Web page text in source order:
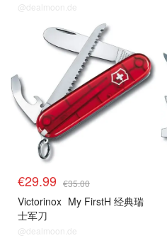
@dealmoon.de
€29.99 €35.00
Victorinox My FirstH 经典瑞
士军刀
@dealmoon.de